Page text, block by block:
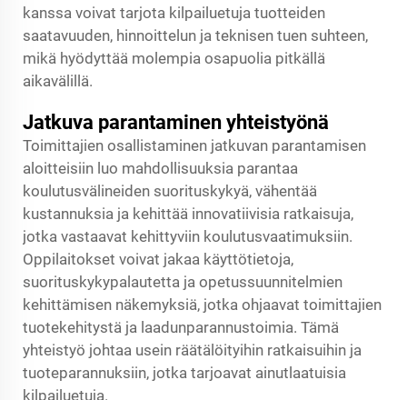
kanssa voivat tarjota kilpailuetuja tuotteiden
saatavuuden, hinnoittelun ja teknisen tuen suhteen,
mikä hyödyttää molempia osapuolia pitkällä
aikavälillä.
Jatkuva parantaminen yhteistyönä
Toimittajien osallistaminen jatkuvan parantamisen
aloitteisiin luo mahdollisuuksia parantaa
koulutusvälineiden suorituskykyä, vähentää
kustannuksia ja kehittää innovatiivisia ratkaisuja,
jotka vastaavat kehittyviin koulutusvaatimuksiin.
Oppilaitokset voivat jakaa käyttötietoja,
suorituskykypalautetta ja opetussuunnitelmien
kehittämisen näkemyksiä, jotka ohjaavat toimittajien
tuotekehitystä ja laadunparannustoimia. Tämä
yhteistyö johtaa usein räätälöityihin ratkaisuihin ja
tuoteparannuksiin, jotka tarjoavat ainutlaatuisia
kilpailuetuja.